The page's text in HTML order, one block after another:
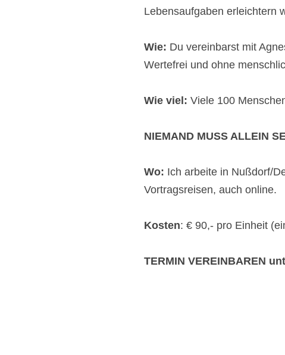
Lebensaufgaben erleichtern
Wie: Du vereinbarst mit
Wertefrei und ohne
Wie viel: Viele 100
NIEMAND MUSS ALLEIN
Wo: Ich arbeite in Nußdorf/
Vortragsreisen, auch online.
Kosten: € 90,- pro Einheit
TERMIN VEREINBAREN